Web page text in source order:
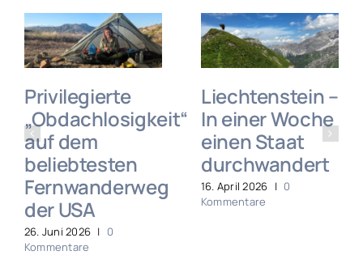
Privilegierte
„Obdachlosigkeit“
auf dem
beliebtesten
Fernwanderweg
der USA
26. Juni 2026 | 0
Kommentare
Liechtenstein –
In einer Woche
einen Staat
durchwandert
16. April 2026 | 0
Kommentare